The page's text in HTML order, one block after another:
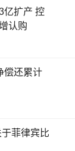
扩产 控
认购
偿还累计
菲律宾比